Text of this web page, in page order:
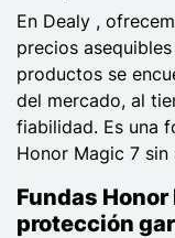
En Dealy ,
precios
productos se
del mercado, al
fiabilidad. Es una
Honor Magic 7 sin
Fundas
protección